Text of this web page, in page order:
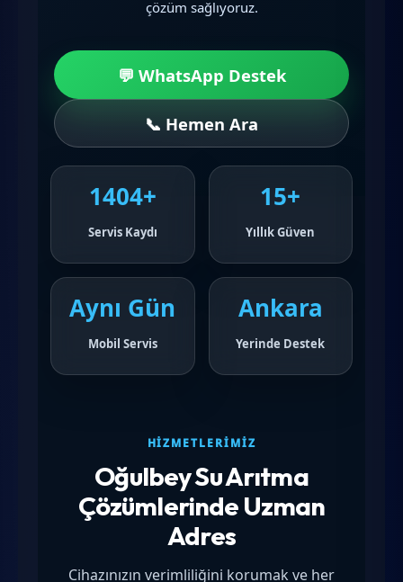
çözüm sağlıyoruz.
💬 WhatsApp Destek
📞 Hemen Ara
1404+
Servis Kaydı
15+
Yıllık Güven
Aynı Gün
Mobil Servis
Ankara
Yerinde Destek
HIZMETLERIMIZ
Oğulbey Su Arıtma
Çözümlerinde Uzman
Adres
Cihazınızın verimliliğini korumak ve her